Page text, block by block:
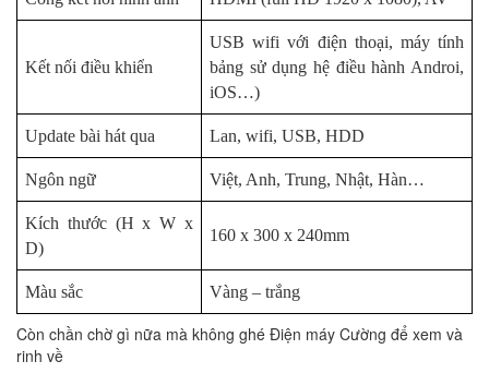
Kết nối điều khiển
USB wifi với điện thoại, máy tính
bảng sử dụng hệ điều hành Androi,
iOS…)
Update bài hát qua Lan, wifi, USB, HDD
Ngôn ngữ Việt, Anh, Trung, Nhật, Hàn…
Kích thước (H x W x
D)
160 x 300 x 240mm
Màu sắc Vàng – trắng
Còn chần chờ gì nữa mà không ghé Điện máy Cường để xem và
rinh về